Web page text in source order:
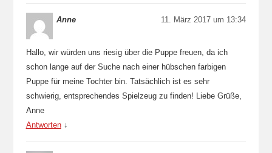
Anne 11. März 2017 um 13:34
Hallo, wir würden uns riesig über die Puppe freuen, da ich
schon lange auf der Suche nach einer hübschen farbigen
Puppe für meine Tochter bin. Tatsächlich ist es sehr
schwierig, entsprechendes Spielzeug zu finden! Liebe Grüße,
Anne
Antworten ↓